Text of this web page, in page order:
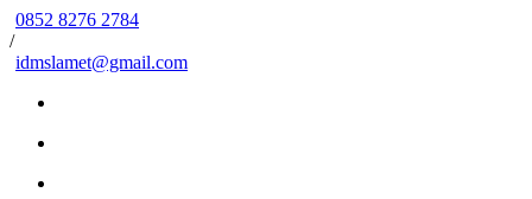
0852 8276 2784
/
idmslamet@gmail.com